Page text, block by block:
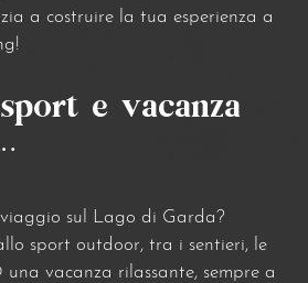
a costruire la tua esperienza a
e vacanza
sul Lago di Garda?
sport outdoor, tra i sentieri, le
vacanza rilassante, sempre a